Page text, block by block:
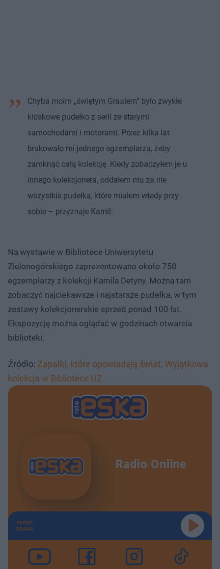
Chyba moim „świętym Graalem” było zwykłe
kioskowe pudełko z serii ze starymi
samochodami i motorami. Przez kilka lat
brakowało mi jednego egzemplarza, żeby
zamknąć całą kolekcję. Kiedy zobaczyłem je u
innego kolekcjonera, oddałem mu za nie
wszystkie pudełka, które miałem wtedy przy
sobie – przyznaje Kamil.
Na wystawie w Bibliotece Uniwersytetu
Zielonogórskiego zaprezentowano około 750
egzemplarzy z kolekcji Kamila Detyny. Można tam
zobaczyć najciekawsze i najstarsze pudełka, w tym
zestawy kolekcjonerskie sprzed ponad 100 lat.
Ekspozycję można oglądać w godzinach otwarcia
biblioteki.
Źródło: Zapałki, które opowiadają świat. Wyjątkowa
kolekcja w Bibliotece UZ
Radio Online
TERAZ
GRAMY